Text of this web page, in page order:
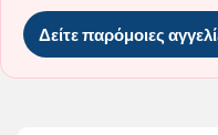
Δείτε παρόμοιες